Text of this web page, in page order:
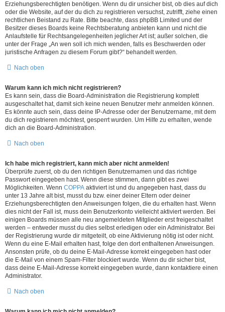
Erziehungsberechtigten benötigen. Wenn du dir unsicher bist, ob dies auf dich
oder die Website, auf der du dich zu registrieren versuchst, zutrifft, ziehe einen
rechtlichen Beistand zu Rate. Bitte beachte, dass phpBB Limited und der
Besitzer dieses Boards keine Rechtsberatung anbieten kann und nicht die
Anlaufstelle für Rechtsangelegenheiten jeglicher Art ist; außer solchen, die
unter der Frage „An wen soll ich mich wenden, falls es Beschwerden oder
juristische Anfragen zu diesem Forum gibt?“ behandelt werden.
Nach oben
Warum kann ich mich nicht registrieren?
Es kann sein, dass die Board-Administration die Registrierung komplett
ausgeschaltet hat, damit sich keine neuen Benutzer mehr anmelden können.
Es könnte auch sein, dass deine IP-Adresse oder der Benutzername, mit dem
du dich registrieren möchtest, gesperrt wurden. Um Hilfe zu erhalten, wende
dich an die Board-Administration.
Nach oben
Ich habe mich registriert, kann mich aber nicht anmelden!
Überprüfe zuerst, ob du den richtigen Benutzernamen und das richtige
Passwort eingegeben hast. Wenn diese stimmen, dann gibt es zwei
Möglichkeiten. Wenn COPPA aktiviert ist und du angegeben hast, dass du
unter 13 Jahre alt bist, musst du bzw. einer deiner Eltern oder deiner
Erziehungsberechtigten den Anweisungen folgen, die du erhalten hast. Wenn
dies nicht der Fall ist, muss dein Benutzerkonto vielleicht aktiviert werden. Bei
einigen Boards müssen alle neu angemeldeten Mitglieder erst freigeschaltet
werden – entweder musst du dies selbst erledigen oder ein Administrator. Bei
der Registrierung wurde dir mitgeteilt, ob eine Aktivierung nötig ist oder nicht.
Wenn du eine E-Mail erhalten hast, folge den dort enthaltenen Anweisungen.
Ansonsten prüfe, ob du deine E-Mail-Adresse korrekt eingegeben hast oder
die E-Mail von einem Spam-Filter blockiert wurde. Wenn du dir sicher bist,
dass deine E-Mail-Adresse korrekt eingegeben wurde, dann kontaktiere einen
Administrator.
Nach oben